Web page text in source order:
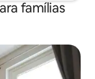
famílias